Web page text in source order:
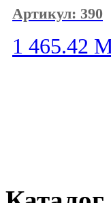
Артикул: 390
1 465.42